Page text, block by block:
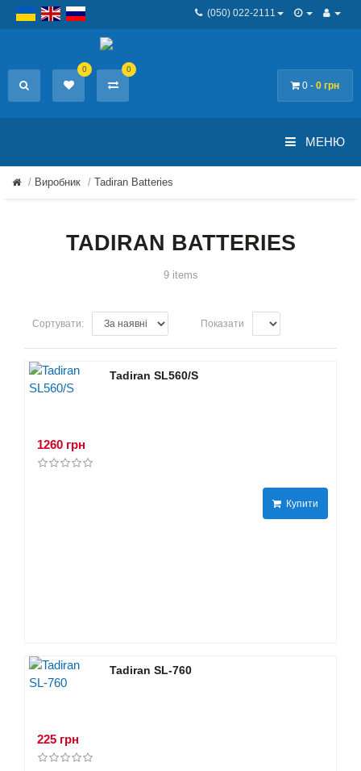
(050) 022-2111
0 - 0 грн
0 0
МЕНЮ
Виробник Tadiran Batteries
TADIRAN BATTERIES
9 items
Сортувати: Показати
Tadiran SL560/S
1260 грн
Купити
Tadiran SL-760
225 грн